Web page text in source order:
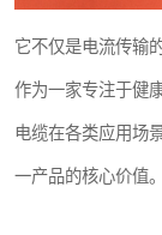
它不仅是电流传输
作为一家专注于健
电缆在各类应用场
一产品的核心价值。